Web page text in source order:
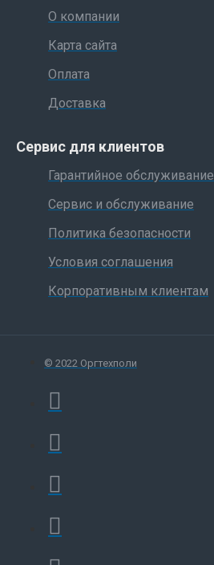
О компании
Карта сайта
Оплата
Доставка
Сервис для клиентов
Гарантийное обслуживание
Сервис и обслуживание
Политика безопасности
Условия соглашения
Корпоративным клиентам
© 2022 Оргтехполи